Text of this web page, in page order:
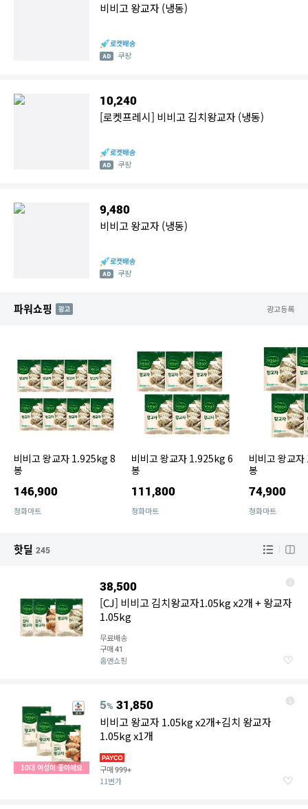
비비고 왕교자 (냉동)
쿠팡
10,240
[로켓프레시] 비비고 김치왕교자 (냉동)
쿠팡
9,480
비비고 왕교자 (냉동)
쿠팡
파워쇼핑 AD 광고등록
비비고 왕교자 1.925kg 8
봉
146,900
청화마트
비비고 왕교자 1.925kg 6
봉
111,800
청화마트
비비고 왕교
봉
74,900
청화마트
핫딜 245
38,500
[CJ] 비비고 김치왕교자1.05kg x2개 + 왕교자
1.05kg
무료배송
구매41
홈앤쇼핑
10대 여성이 좋아해요
5% 31,850
비비고 왕교자 1.05kg x2개+김치 왕교자
1.05kg x1개
구매999+
11번가